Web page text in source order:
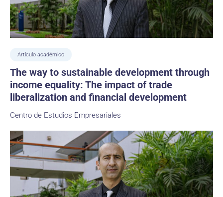
Artículo académico
The way to sustainable development through
income equality: The impact of trade
liberalization and financial development
Centro de Estudios Empresariales